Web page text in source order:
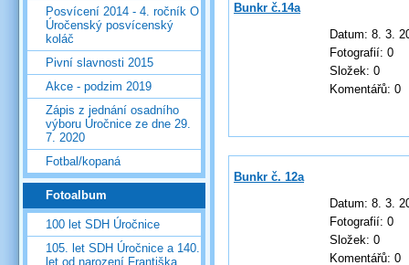
Bunkr č.14a
Datum: 8. 3.
Fotografií: 0
Složek: 0
Komentářů: 0
Bunkr č. 12a
Datum: 8. 3.
Fotografií: 0
Složek: 0
Komentářů: 0
Posvícení 2014 - 4. ročník O
Úročenský posvícenský
koláč
Pivní slavnosti 2015
Akce - podzim 2019
Zápis z jednání osadního
výboru Úročnice ze dne 29.
7. 2020
Fotbal/kopaná
Fotoalbum
100 let SDH Úročnice
105. let SDH Úročnice a 140.
let od narození Františka